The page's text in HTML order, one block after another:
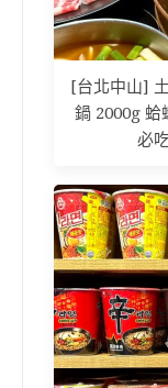
[台北中山]
鍋 2000g 蛤
必